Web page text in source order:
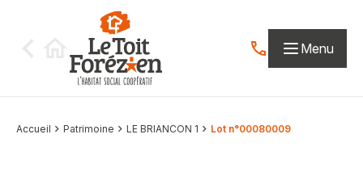
Contactez-nous
Menu
Accueil Patrimoine LE BRIANCON 1 Lot n°00080009